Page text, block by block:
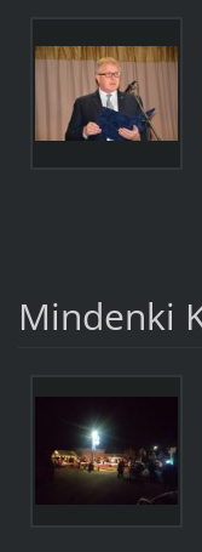
Mindenki